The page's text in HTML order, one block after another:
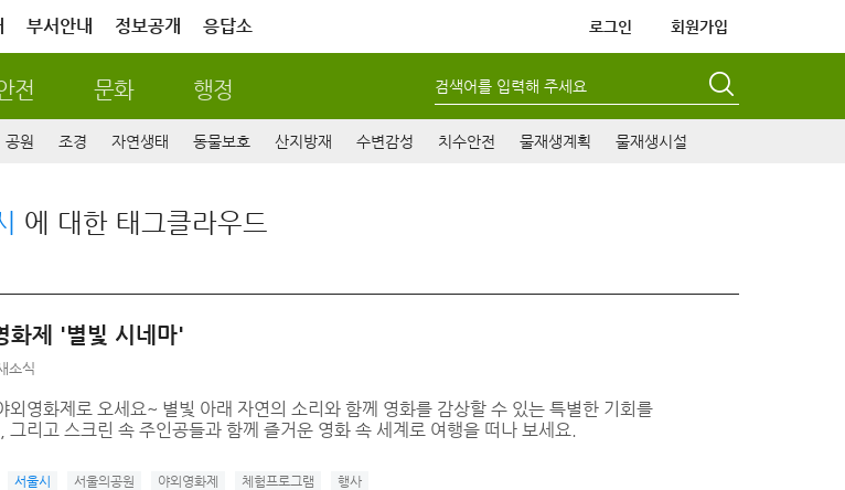
부서안내 정보공개 응답소 로그인 회원가입
전 문화 행정 검색어를 입력해 주세요
공원 조경 자연생태 동물보호 산지방재 수변감성 치수안전 물재생계획 물재생시설
에 대한 태그클라우드
화제 '별빛 시네마'
소식
영화제로 오세요~ 별빛 아래 자연의 소리와 함께 영화를 감상할 수 있는 특별한 기회를
리고 스크린 속 주인공들과 함께 즐거운 영화 속 세계로 여행을 떠나 보세요.
서울시 서울의공원 야외영화제 체험프로그램 행사